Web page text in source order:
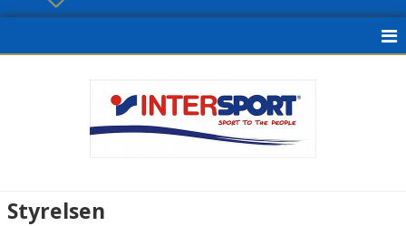
Styrelsen